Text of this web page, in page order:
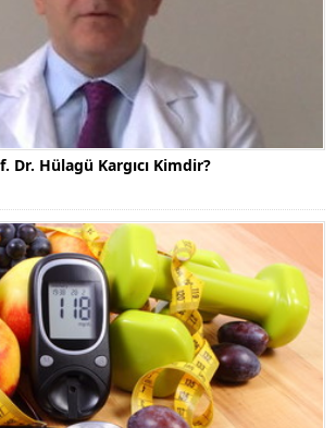
Dr. Hülagü Kargıcı Kimdir?